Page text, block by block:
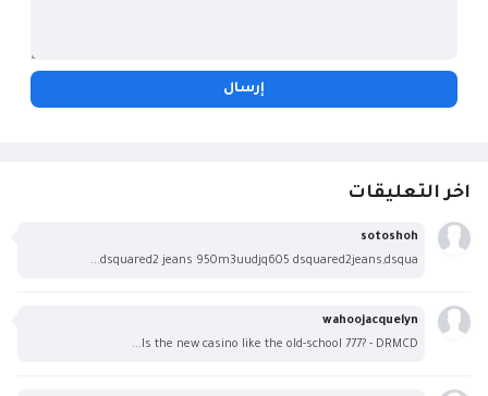
اخر التعليقات
sotoshoh
dsquared2 jeans 950m3uudjq605 dsquared2jeans,dsqua...
wahoojacquelyn
Is the new casino like the old-school 777? - DRMCD...